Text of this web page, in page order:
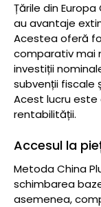
Țările din
au avantaje
Acestea oferă
comparativ mai
investiții
subvenții fiscale
Acest lucru
rentabilității.
Accesul la
Metoda China
schimbarea
asemenea,